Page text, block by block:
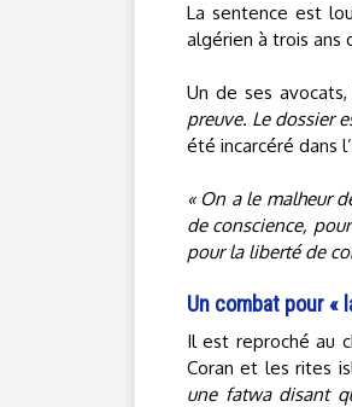
La sentence est
algérien à trois ans
Un de ses
preuve. Le dossier
été incarcéré dans
« On a le malheur
de conscience,
pour la liberté de
Un combat pour «
Il est reproché au
Coran et les rites
une fatwa disant